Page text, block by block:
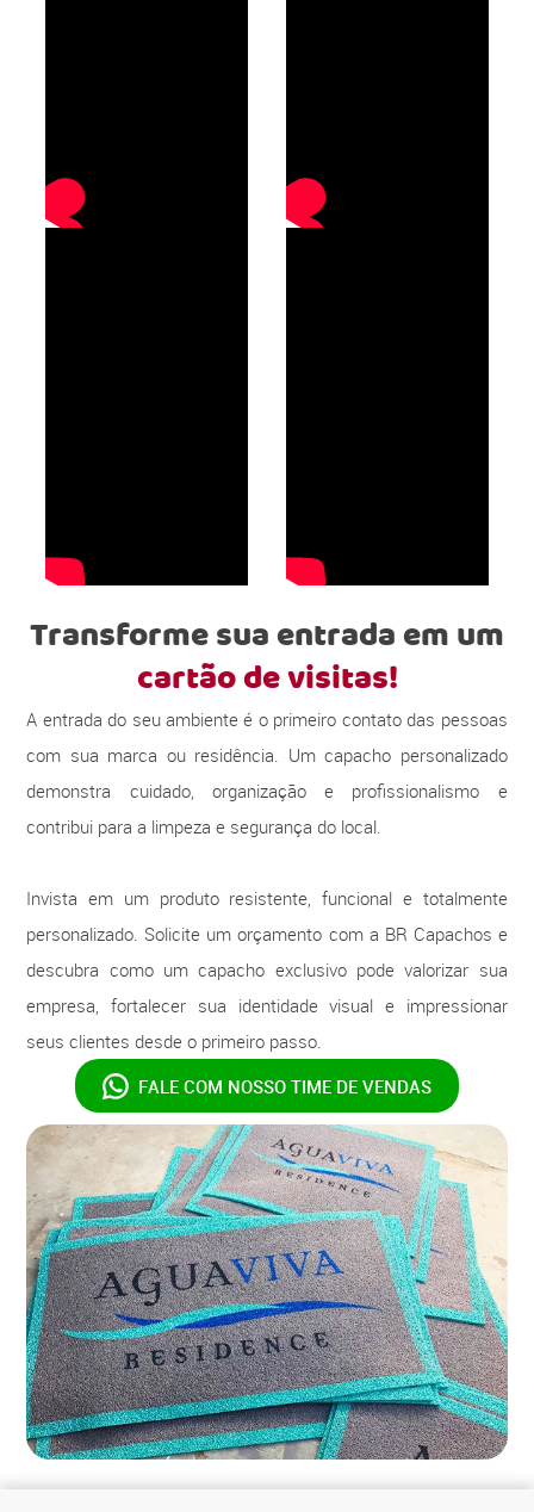
Transforme sua entrada em um
cartão de visitas!
A entrada do seu ambiente é o primeiro contato das pessoas
com sua marca ou residência. Um capacho personalizado
demonstra cuidado, organização e profissionalismo e
contribui para a limpeza e segurança do local.
Invista em um produto resistente, funcional e totalmente
personalizado. Solicite um orçamento com a BR Capachos e
descubra como um capacho exclusivo pode valorizar sua
empresa, fortalecer sua identidade visual e impressionar
seus clientes desde o primeiro passo.
FALE COM NOSSO TIME DE VENDAS